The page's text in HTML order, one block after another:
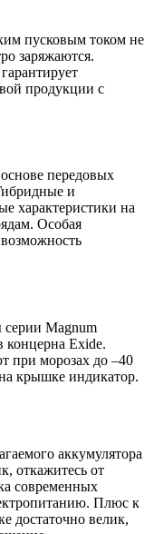
пусковым током не
заряжаются.
продукции с
передовых
и
характеристики на
Особая
серии Magnum
концерна Exide.
при морозах до –40
крышке индикатор.
аккумулятора
откажитесь от
современных
Плюс к
достаточно велик,